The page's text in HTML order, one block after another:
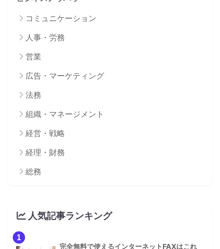
コミュニケーション
人事・労務
営業
広告・マーケティング
法務
組織・マネージメント
経営・戦略
経理・財務
総務
人気記事ランキング
1
完全無料で使えるインターネットFAXはこれ